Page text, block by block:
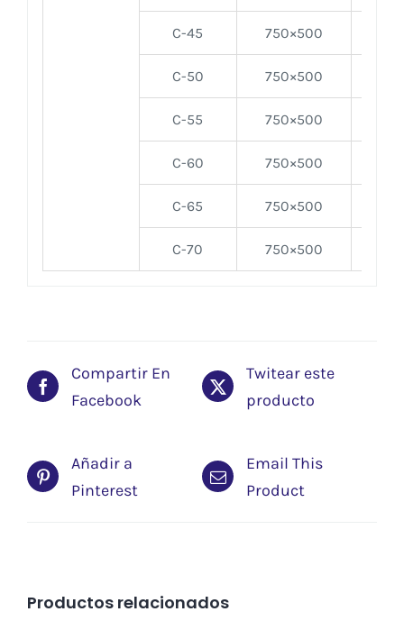
C-45 750×500
C-50 750×500
C-55 750×500
C-60 750×500
C-65 750×500
C-70 750×500
Compartir En
Facebook
Twitear este
producto
Añadir a
Pinterest
Email This
Product
Productos relacionados